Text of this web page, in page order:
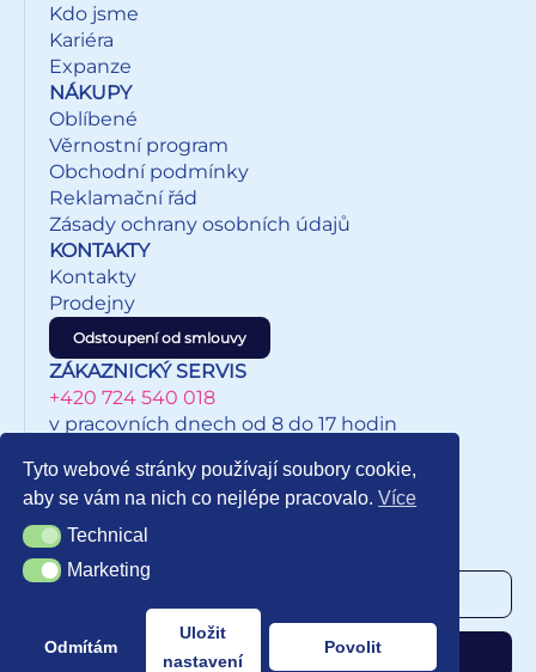
Kdo jsme
Kariéra
Expanze
NÁKUPY
Oblíbené
Věrnostní program
Obchodní podmínky
Reklamační řád
Zásady ochrany osobních údajů
KONTAKTY
Kontakty
Prodejny
Odstoupení od smlouvy
ZÁKAZNICKÝ SERVIS
+420 724 540 018
v pracovních dnech od 8 do 17 hodin
NEWSLETTER
Tyto webové stránky používají soubory cookie,
aby se vám na nich co nejlépe pracovalo.Více
TechnicalTechnical
MarketingMarketing
Odmítám
Uložit
nastavení
Povolit